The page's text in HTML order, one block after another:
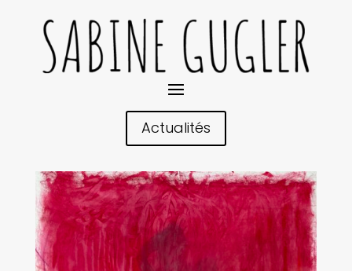
Actualités